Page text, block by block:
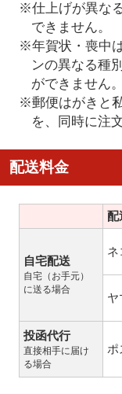
※仕上げが異な
できません。
※年賀状・喪中
ンの異なる種
ができません。
※郵便はがきと
を、同時に注
配送料金
配
自宅配送
自宅（お手元）
に送る場合
ネ
ヤ
投函代行
直接相手に届け
る場合
ポ